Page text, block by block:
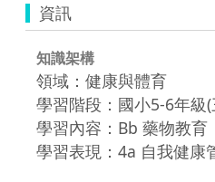
資訊
知識架構
領域：健康與體育
學習階段：國小5-6年級(
學習內容：Bb 藥物教育
學習表現：4a 自我健康